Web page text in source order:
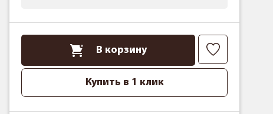
В корзину
Купить в 1 клик